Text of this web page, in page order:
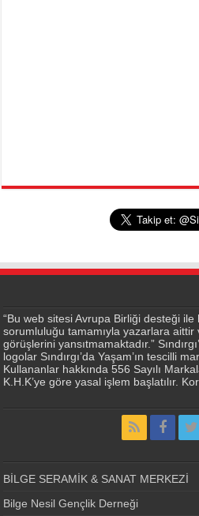
“Bu web sitesi Avrupa Birliği desteği ile
sorumluluğu tamamıyla yazarlara aittir
görüşlerini yansıtmamaktadır.”
logolar Sındırgı’da Yaşam’ın tescilli
Kullananlar hakkında 556 Sayılı
K.H.K’ye göre yasal işlem başlatılır.
BİLGE SERAMİK & SANAT MERKEZİ
Bilge Nesil Gençlik Derneği